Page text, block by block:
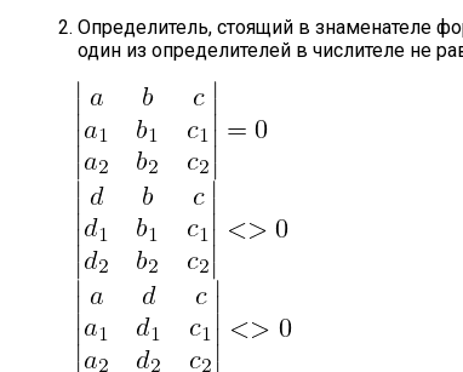
Определитель, стоящий в знаменателе
один из определителей в числителе не